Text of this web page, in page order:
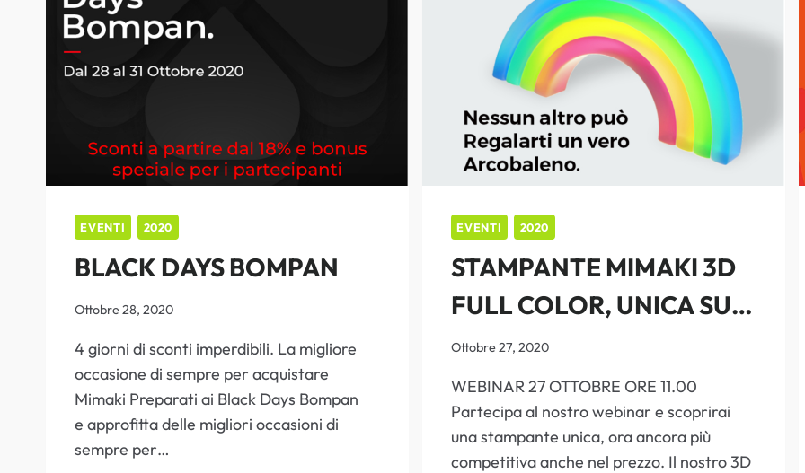
EVENTI 2020
BLACK DAYS BOMPAN
Ottobre 28, 2020
4 giorni di sconti imperdibili. La migliore
occasione di sempre per acquistare
Mimaki Preparati ai Black Days Bompan
e approfitta delle migliori occasioni di
sempre per…
EVENTI 2020
STAMPANTE MIMAKI 3D
FULL COLOR, UNICA SUL
MERCATO. SCOPRILA
PARTECIPANDO AL
WEBINAR
Ottobre 27, 2020
WEBINAR 27 OTTOBRE ORE 11.00
Partecipa al nostro webinar e scoprirai
una stampante unica, ora ancora più
competitiva anche nel prezzo. Il nostro 3D